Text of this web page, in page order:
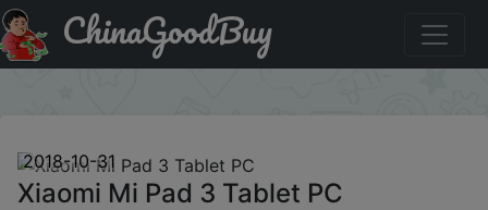
Купити на розпродажі Xiaomi Mi Pad 3 Tablet PC
ChinaGoodBuy
2018-10-31
Xiaomi Mi Pad 3 Tablet PC